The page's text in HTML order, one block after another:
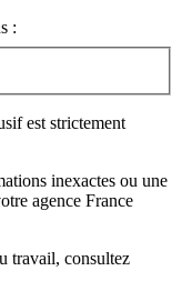
:
est strictement
inexactes ou une
agence France
travail, consultez